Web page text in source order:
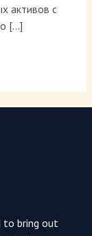
активов с
[…]
to bring out